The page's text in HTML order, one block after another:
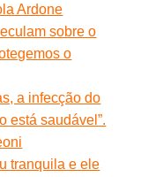
Ardone
sobre o
o
a infecção do
está saudável”.
tranquila e ele